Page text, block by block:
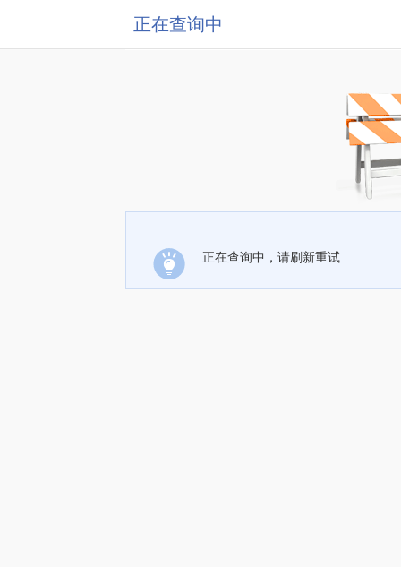
正在查询中
正在查询中，请刷新重试